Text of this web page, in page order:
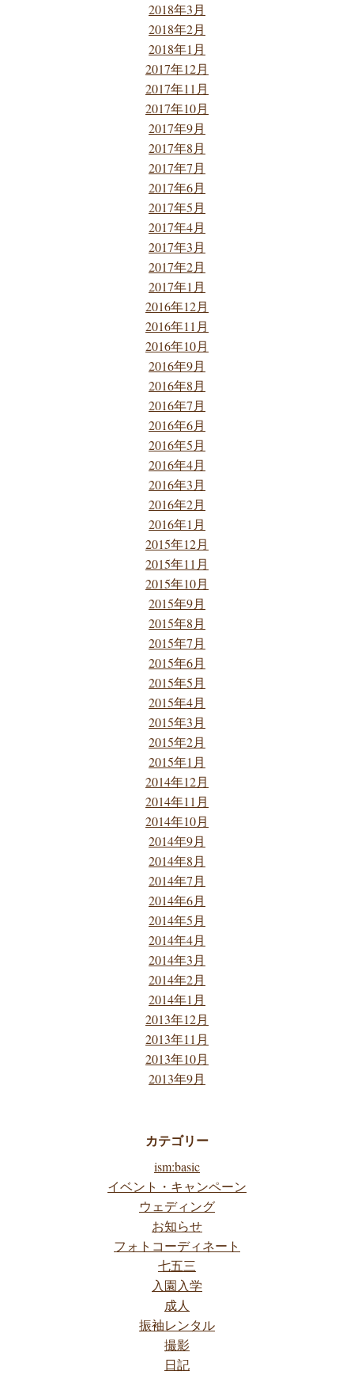
2018年3月
2018年2月
2018年1月
2017年12月
2017年11月
2017年10月
2017年9月
2017年8月
2017年7月
2017年6月
2017年5月
2017年4月
2017年3月
2017年2月
2017年1月
2016年12月
2016年11月
2016年10月
2016年9月
2016年8月
2016年7月
2016年6月
2016年5月
2016年4月
2016年3月
2016年2月
2016年1月
2015年12月
2015年11月
2015年10月
2015年9月
2015年8月
2015年7月
2015年6月
2015年5月
2015年4月
2015年3月
2015年2月
2015年1月
2014年12月
2014年11月
2014年10月
2014年9月
2014年8月
2014年7月
2014年6月
2014年5月
2014年4月
2014年3月
2014年2月
2014年1月
2013年12月
2013年11月
2013年10月
2013年9月
カテゴリー
ism:basic
イベント・キャンペーン
ウェディング
お知らせ
フォトコーディネート
七五三
入園入学
成人
振袖レンタル
撮影
日記